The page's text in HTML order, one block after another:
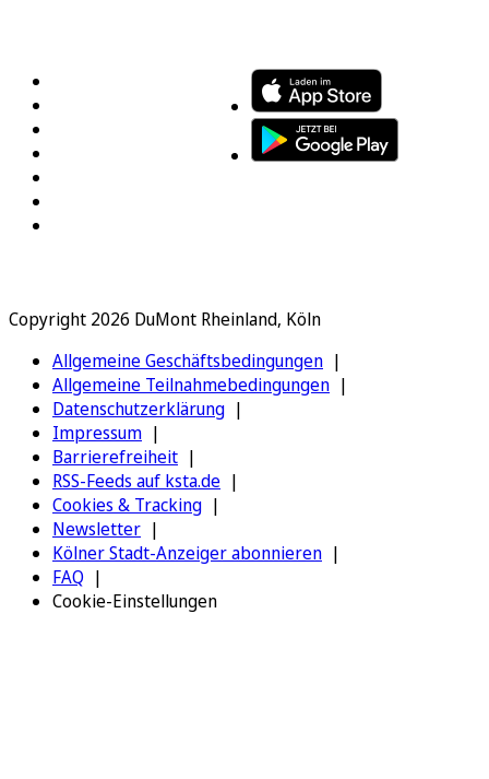
Copyright 2026 DuMont Rheinland, Köln
Allgemeine Geschäftsbedingungen
Allgemeine Teilnahmebedingungen
Datenschutzerklärung
Impressum
Barrierefreiheit
RSS-Feeds auf ksta.de
Cookies & Tracking
Newsletter
Kölner Stadt-Anzeiger abonnieren
FAQ
Cookie-Einstellungen